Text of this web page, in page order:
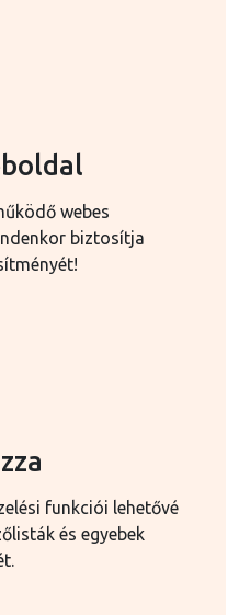
webes
biztosítja
funkciói lehetővé
és egyebek